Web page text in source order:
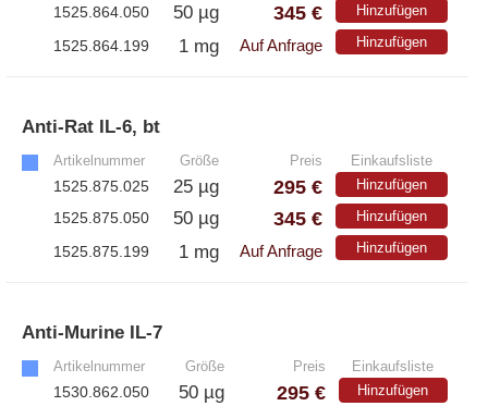
1525.864.050 50 µg 345 € Hinzufügen
1525.864.199 1 mg Auf Anfrage Hinzufügen
Anti-Rat IL-6, bt
Artikelnummer Größe Preis Einkaufsliste
1525.875.025 25 µg 295 € Hinzufügen
1525.875.050 50 µg 345 € Hinzufügen
1525.875.199 1 mg Auf Anfrage Hinzufügen
Anti-Murine IL-7
Artikelnummer Größe Preis Einkaufsliste
1530.862.050 50 µg 295 € Hinzufügen